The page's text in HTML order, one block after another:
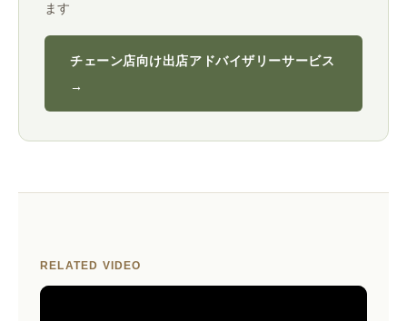
ます
チェーン店向け出店アドバイザリーサービス
→
RELATED VIDEO